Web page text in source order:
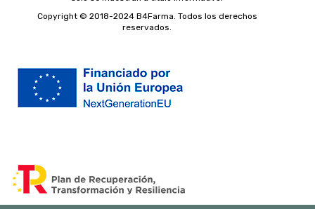
Copyright © 2018-2024 B4Farma. Todos los derechos
reservados.